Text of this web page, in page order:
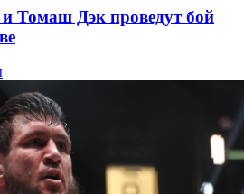
Томаш Дэк проведут бой